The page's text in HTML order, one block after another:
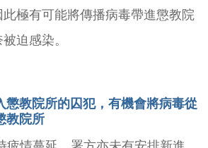
極有可能將傳播病毒帶進懲教院
迫感染。
懲教院所的囚犯，有機會將病毒從
教院所